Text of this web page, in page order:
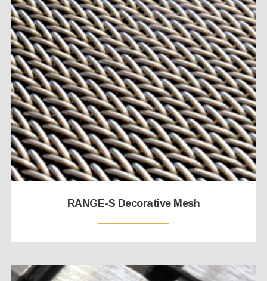
RANGE-S Decorative Mesh